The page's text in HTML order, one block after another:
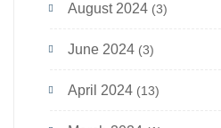
August 2024 (3)
June 2024 (3)
April 2024 (13)